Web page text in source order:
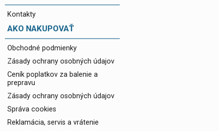
Kontakty
AKO NAKUPOVAŤ
Obchodné podmienky
Zásady ochrany osobných údajov
Ceník poplatkov za balenie a
prepravu
Zásady ochrany osobných údajov
Správa cookies
Reklamácia, servis a vrátenie